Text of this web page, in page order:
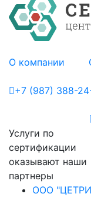
О компании
+7 (987) 388-
Услуги по
сертификации
оказывают наши
партнеры
ООО